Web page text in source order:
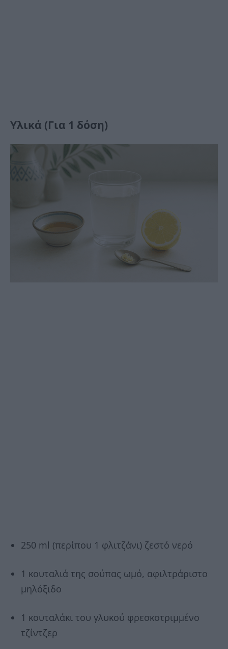
Υλικά (Για 1 δόση)
250 ml (περίπου 1 φλιτζάνι) ζεστό νερό
1 κουταλιά της σούπας ωμό, αφιλτράριστο
μηλόξιδο
1 κουταλάκι του γλυκού φρεσκοτριμμένο
τζίντζερ